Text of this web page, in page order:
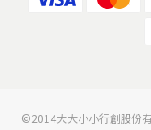
©2014大大小小行創股份